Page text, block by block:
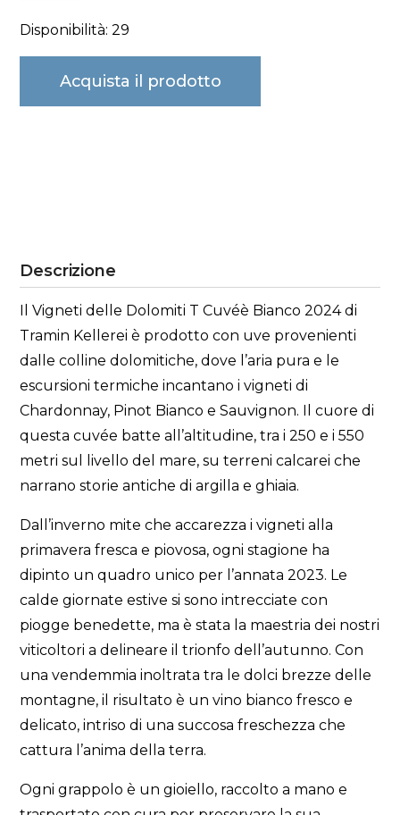
Disponibilità: 29
Acquista il prodotto
Descrizione
Il Vigneti delle Dolomiti T Cuvéè Bianco 2024 di
Tramin Kellerei è prodotto con uve provenienti
dalle colline dolomitiche, dove l’aria pura e le
escursioni termiche incantano i vigneti di
Chardonnay, Pinot Bianco e Sauvignon. Il cuore di
questa cuvée batte all’altitudine, tra i 250 e i 550
metri sul livello del mare, su terreni calcarei che
narrano storie antiche di argilla e ghiaia.
Dall’inverno mite che accarezza i vigneti alla
primavera fresca e piovosa, ogni stagione ha
dipinto un quadro unico per l’annata 2023. Le
calde giornate estive si sono intrecciate con
piogge benedette, ma è stata la maestria dei nostri
viticoltori a delineare il trionfo dell’autunno. Con
una vendemmia inoltrata tra le dolci brezze delle
montagne, il risultato è un vino bianco fresco e
delicato, intriso di una succosa freschezza che
cattura l’anima della terra.
Ogni grappolo è un gioiello, raccolto a mano e